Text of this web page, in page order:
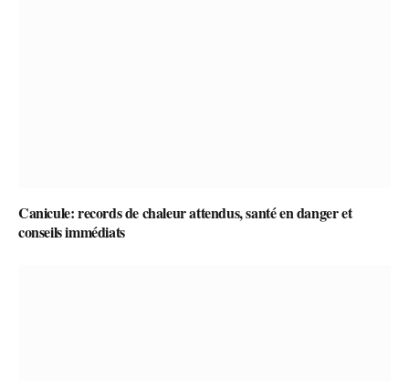
Canicule: records de chaleur attendus, santé en danger et
conseils immédiats